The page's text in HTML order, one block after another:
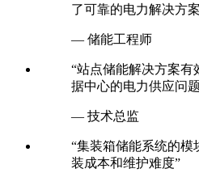
了可靠的电力解决方
— 储能工程师
“站点储能解决方案有
据中心的电力供应问
— 技术总监
“集装箱储能系统的
装成本和维护难度”